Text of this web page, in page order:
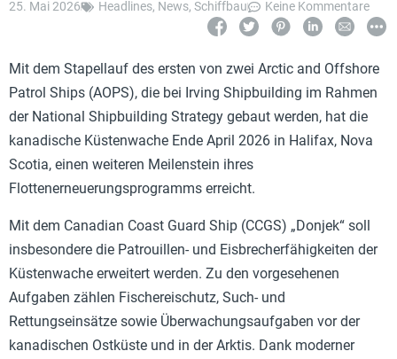
25. Mai 2026 Headlines, News, Schiffbau Keine Kommentare
Mit dem Stapellauf des ersten von zwei Arctic and Offshore
Patrol Ships (AOPS), die bei Irving Shipbuilding im Rahmen
der National Shipbuilding Strategy gebaut werden, hat die
kanadische Küstenwache Ende April 2026 in Halifax, Nova
Scotia, einen weiteren Meilenstein ihres
Flottenerneuerungsprogramms erreicht.
Mit dem Canadian Coast Guard Ship (CCGS) „Donjek“ soll
insbesondere die Patrouillen- und Eisbrecherfähigkeiten der
Küstenwache erweitert werden. Zu den vorgesehenen
Aufgaben zählen Fischereischutz, Such- und
Rettungseinsätze sowie Überwachungsaufgaben vor der
kanadischen Ostküste und in der Arktis. Dank moderner